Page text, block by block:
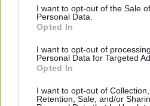
consent section.
I want to opt-out of the Sale
Personal Data.
Opted In
I want to opt-out of
Personal Data for Targeted
Opted In
I want to opt-out of Collection,
Retention, Sale, and/or